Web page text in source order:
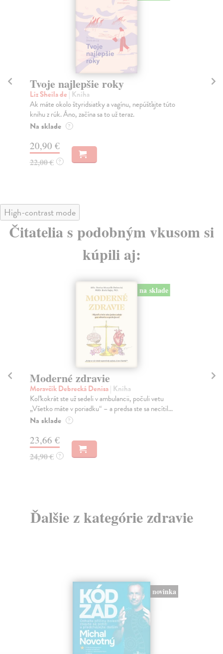
Tvoje najlepšie roky
Liz Sheila de | Kniha
Ak máte okolo štyridsiatky a vagínu, nepúšťajte túto
knihu z rúk. Áno, začína sa to už teraz.
Na sklade ?
20,90 €
22,00 € ?
High-contrast mode
Čitatelia s podobným vkusom si
kúpili aj:
na sklade
Moderné zdravie
Moravčík Debrecká Denisa| Kniha
Koľkokrát ste už sedeli v ambulancii, počuli vetu
„Všetko máte v poriadku“ – a predsa ste sa necítil...
Na sklade ?
23,66 €
24,90 € ?
Ďalšie z kategórie zdravie
novinka